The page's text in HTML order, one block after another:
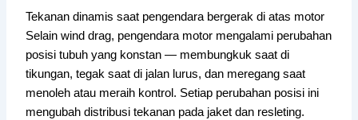
Tekanan dinamis saat pengendara bergerak di atas motor
Selain wind drag, pengendara motor mengalami perubahan
posisi tubuh yang konstan — membungkuk saat di
tikungan, tegak saat di jalan lurus, dan meregang saat
menoleh atau meraih kontrol. Setiap perubahan posisi ini
mengubah distribusi tekanan pada jaket dan resleting.